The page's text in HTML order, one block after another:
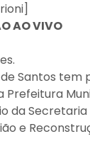
AO VIVO
Santos
da
e